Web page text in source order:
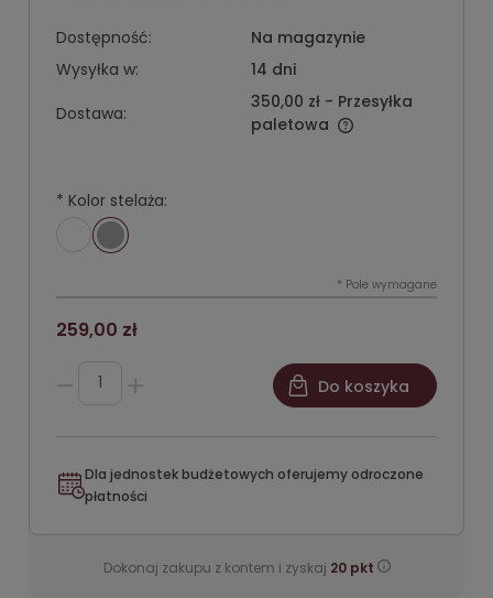
Dostępność:
Na magazynie
Wysyłka w:
14 dni
Dostawa:
350,00 zł - Przesyłka
paletowa
* Kolor stelaża:
* Pole wymagane
259,00 zł
Do koszyka
Dla jednostek budżetowych oferujemy odroczone
płatności
Dokonaj zakupu z kontem i zyskaj 20pkt